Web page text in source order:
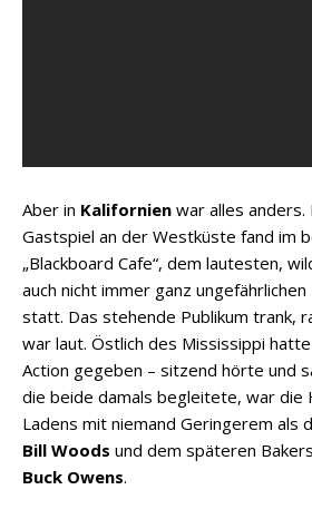
Aber in Kalifornien war alles
Gastspiel an der Westküste fand im
„Blackboard Cafe“, dem lautesten,
auch nicht immer ganz
statt. Das stehende Publikum trank,
war laut. Östlich des Mississippi
Action gegeben – sitzend hörte und
die beide damals begleitete, war die
Ladens mit niemand Geringerem als
Bill Woods und dem späteren
Buck Owens.